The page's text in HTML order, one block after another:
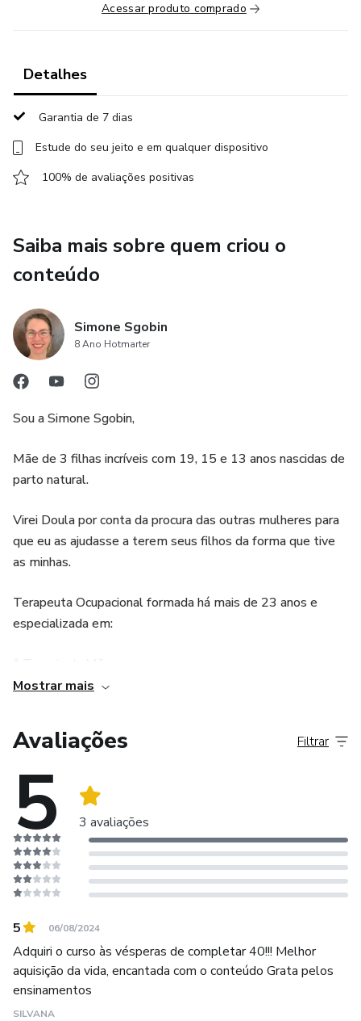
Dificuldade para dormir
Ansiedade
Iremos utilizar ferramentas simples tais como:
Óleos essenciais
Homeopatia
Suplementos
Hábitos de vida
Ferramentas essas utilizadas com efetividade no método
Aromaterapia Neurofisiológica desenvolvido pela sua
vida, hoje com 47 anos e sem remédios há 33 anos , e
aplicados em mais de 16 mil horas de atendimentos, com
cada uma a retomar o melhor possível da sua saúde
naturalmente.
Acessar produto comprado
Detalhes
Garantia de 7 dias
Estude do seu jeito e em qualquer dispositivo
100% de avaliações positivas
Saiba mais sobre quem criou o
conteúdo
Simone Sgobin
8 Ano Hotmarter
Sou a Simone Sgobin,
Mãe de 3 filhas incríveis com 19, 15 e 13 anos nascidas de
parto natural.
Virei Doula por conta da procura das outras mulheres para
que eu as ajudasse a terem seus filhos da forma que tive
as minhas.
Terapeuta Ocupacional formada há mais de 23 anos e
especializada em:
* Self- Healing,
* Terapia Energética Corporal ,
* Professora de Meditação Ishaya.
E finalmente: Aromaterapeuta pela Terra Flor.
vida pessoal e das pessoas que amo para manutenção e ou
recuperação da saúde e bem-estar há mais de 12 anos.
A Aromaterapia está presente nas minhas diversas áreas
de atuação profissional como um recurso 100% natural,
Mostrar mais
Avaliações
5 3 avaliações
Filtrar
5 06/08/2024
Adquiri o curso às vésperas de completar 40!!! Melhor
aquisição da vida, encantada com o conteúdo Grata pelos
ensinamentos
SILVANA